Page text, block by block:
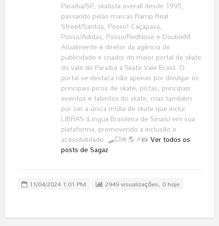
Paraíba/SP, skatista overall desde 1995,
passando pelas marcas Ramp Real
Street/Santos, Posso! Caçapava,
Posso/Adidas, Posso/RedNose e DoubleM.
Atualmente é diretor da agência de
publicidade e criador do maior portal de skate
do vale do Paraíba a Skate Vale Brasil. O
portal se destaca não apenas por divulgar os
principais picos de skate, pistas, principais
eventos e talentos do skate, mas também
por ser a única mídia de skate que inclui
LIBRAS (Língua Brasileira de Sinais) em sua
plataforma, promovendo a inclusão e
acessibilidade. 🛹💥🤟🌎📌📸Ver todos os
posts de Sagaz
11/04/2024 1:01 PM 2949 visualizações, 0 hoje